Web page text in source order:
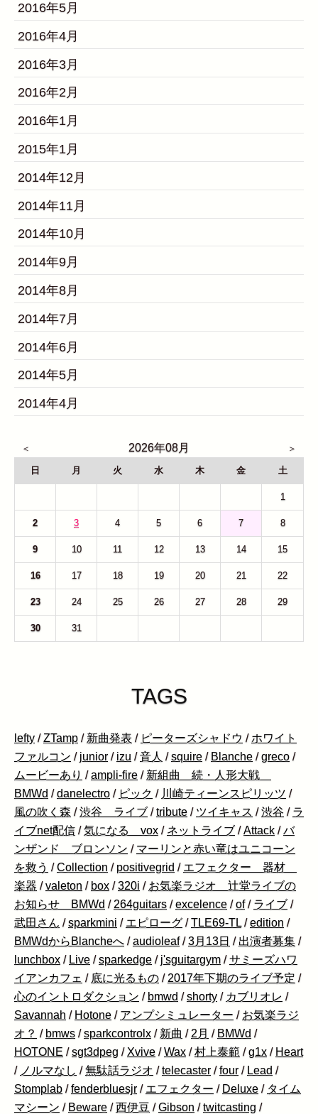
2016年5月
2016年4月
2016年3月
2016年2月
2016年1月
2015年1月
2014年12月
2014年11月
2014年10月
2014年9月
2014年8月
2014年7月
2014年6月
2014年5月
2014年4月
2026年08月
日 月 火 水 木 金 土
1
2 3 4 5 6 7 8
9 10 11 12 13 14 15
16 17 18 19 20 21 22
23 24 25 26 27 28 29
30 31
TAGS
lefty /ZTamp / 新曲発表 / ピーターズシャドウ / ホワイト
ファルコン / junior / izu /音人 /squire / Blanche /greco /
ムービーあり /ampli-fire / 新組曲 続・人形大戦
BMWd /danelectro / ピック / 川崎ティーンスピリッツ /
風の吹く森 /渋谷 ライブ /tribute / ツイキャス /渋谷 / ラ
イブnet配信 /気になる vox / ネットライブ /Attack /バ
ンザンド ブロンソン / マーリンと赤い竜はユニコーン
を救う /Collection / positivegrid / エフェクター 器材
楽器 /valeton / box /320i / お気楽ラジオ 辻堂ライブの
お知らせ BMWd / 264guitars /excelence /of / ライブ /
武田さん /sparkmini / エピローグ /TLE69-TL /edition /
BMWdからBlancheへ /audioleaf /3月13日 / 出演者募集 /
lunchbox / Live /sparkedge / j'sguitargym /サミーズハワ
イアンカフェ / 底に光るもの / 2017年下期のライブ予定 /
心のイントロダクション / bmwd /shorty / カブリオレ /
Savannah / Hotone / アンプシミュレーター / お気楽ラジ
オ？ / bmws /sparkcontrolx / 新曲 / 2月 / BMWd /
HOTONE /sgt3dpeg / Xvive /Wax /村上泰範 /g1x / Heart
/ ノルマなし /無駄話ラジオ /telecaster /four / Lead /
Stomplab /fenderbluesjr / エフェクター / Deluxe / タイム
マシーン / Beware /西伊豆 /Gibson /twitcasting /